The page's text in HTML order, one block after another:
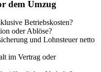
dem Umzug
Betriebskosten?
oder Ablöse?
und Lohnsteuer netto
im Vertrag oder